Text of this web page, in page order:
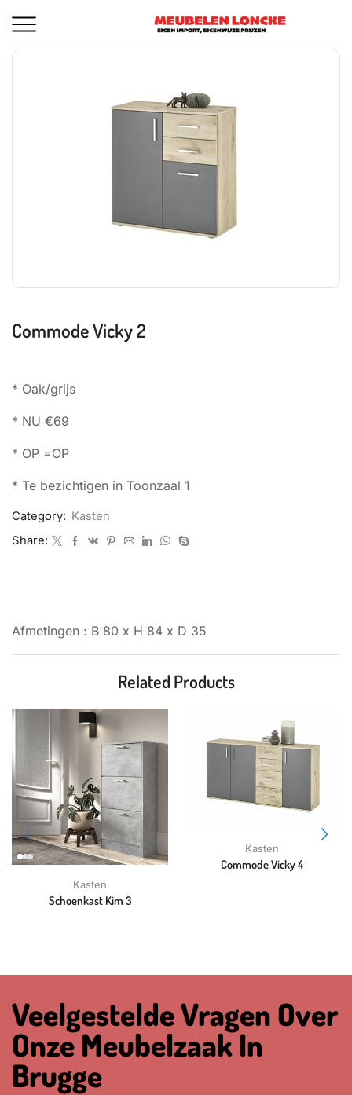
Commode Vicky 2
* Oak/grijs
* NU €69
* OP =OP
* Te bezichtigen in Toonzaal 1
Category: Kasten
Share:
Afmetingen : B 80 x H 84 x D 35
Related Products
Kasten
Schoenkast Kim 3
Kasten
Commode Vicky 4
Veelgestelde Vragen Over
Onze Meubelzaak In
Brugge